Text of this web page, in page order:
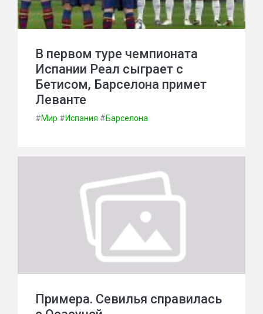
В первом туре чемпионата
Испании Реал сыграет с
Бетисом, Барселона примет
Леванте
#Мир #Испания #Барселона
Примера. Севилья справилась